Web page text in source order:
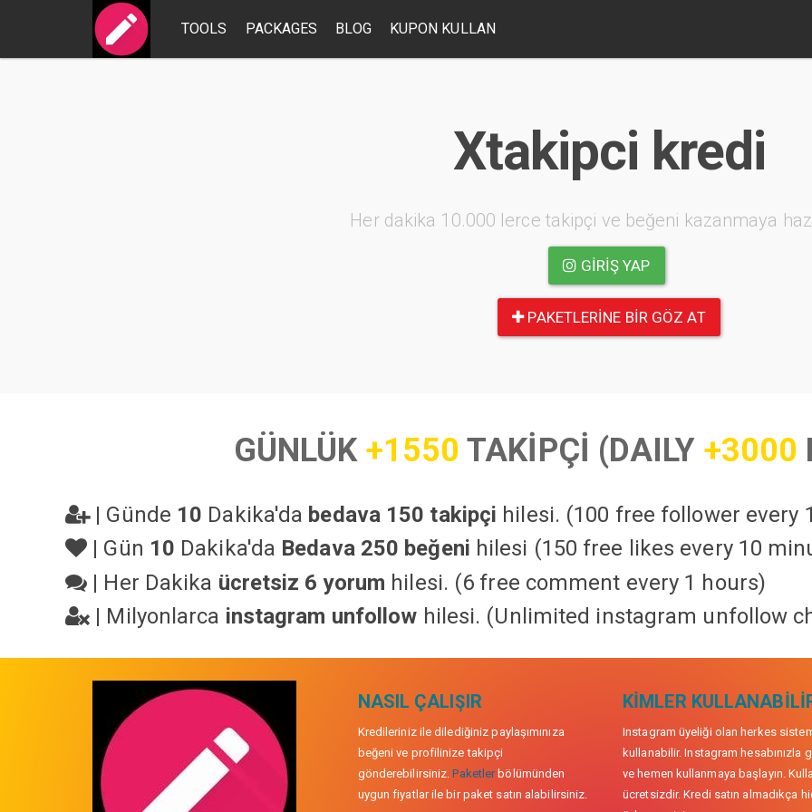
TOOLS PACKAGES BLOG KUPON KULLAN
Xtakipci kredi
Her dakika 10.000 lerce takipçi ve beğeni kazanmaya
GIRIŞ YAP
PAKETLERINE BIR GÖZ AT
GÜNLÜK +1550 TAKİPÇİ (DAILY +3000
| Günde 10 Dakika'da bedava 150 takipçi hilesi. (100 free follower every
| Gün 10 Dakika'da Bedava 250 beğeni hilesi (150 free likes every 10
| Her Dakika ücretsiz 6 yorum hilesi. (6 free comment every 1 hours)
| Milyonlarca instagram unfollow hilesi. (Unlimited instagram unfollow
NASIL ÇALIŞIR
Kredileriniz ile dilediğiniz paylaşımınıza
beğeni ve profilinize takipçi
gönderebilirsiniz.Paketlerbölümünden
uygun fiyatlar ile bir paket satın alabilirsiniz.
KIMLER
Instagram üyeliği olan herkes
kullanabilir. Instagram hesabınızla
ve hemen kullanmaya başlayın.
ücretsizdir. Kredi satın almadıkça